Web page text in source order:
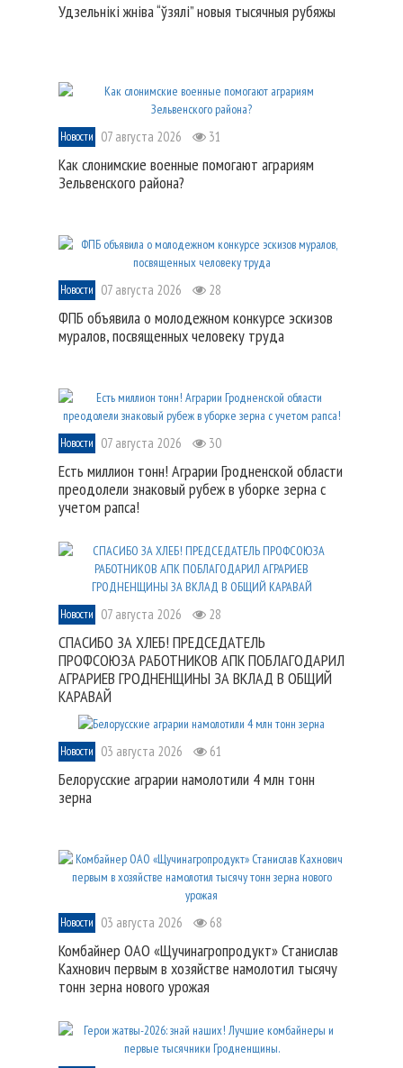
Удзельнікі жніва “ўзялі” новыя тысячныя рубяжы
Новости 07 августа 2026 31
Как слонимские военные помогают аграриям
Зельвенского района?
Новости 07 августа 2026 28
ФПБ объявила о молодежном конкурсе эскизов
муралов, посвященных человеку труда
Новости 07 августа 2026 30
Есть миллион тонн! Аграрии Гродненской области
преодолели знаковый рубеж в уборке зерна с
учетом рапса!
Новости 07 августа 2026 28
СПАСИБО ЗА ХЛЕБ! ПРЕДСЕДАТЕЛЬ
ПРОФСОЮЗА РАБОТНИКОВ АПК ПОБЛАГОДАРИЛ
АГРАРИЕВ ГРОДНЕНЩИНЫ ЗА ВКЛАД В ОБЩИЙ
КАРАВАЙ
Новости 03 августа 2026 61
Белорусские аграрии намолотили 4 млн тонн
зерна
Новости 03 августа 2026 68
Комбайнер ОАО «Щучинагропродукт» Станислав
Кахнович первым в хозяйстве намолотил тысячу
тонн зерна нового урожая